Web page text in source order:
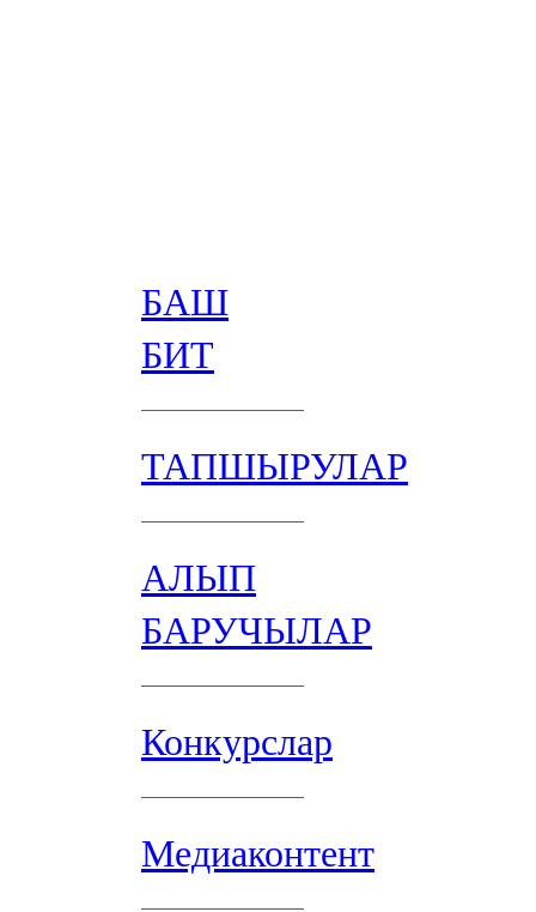
БАШ
БИТ
ТАПШЫРУЛАР
АЛЫП
БАРУЧЫЛАР
Конкурслар
Медиаконтент